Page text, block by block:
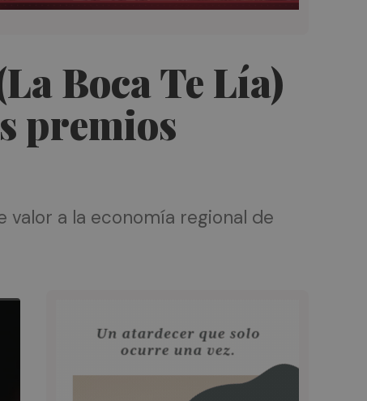
Boca Te Lía)
premios
valor a la economía regional de